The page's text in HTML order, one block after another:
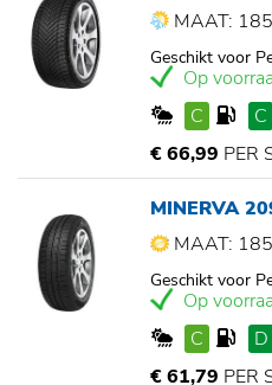
MAAT:
Geschikt voor
Op
C
C
€ 66,99 PER
MINERVA
MAAT:
Geschikt voor
Op
C
D
€ 61,79 PER